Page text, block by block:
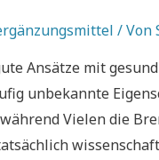
/ Von
Ansätze mit
unbekannte
Vielen die